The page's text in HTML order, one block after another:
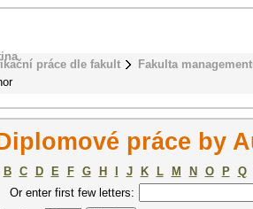
práce dle fakult
Fakulta
práce by
B C D E F G H J K L M N O P
Q
Or enter first few letters: